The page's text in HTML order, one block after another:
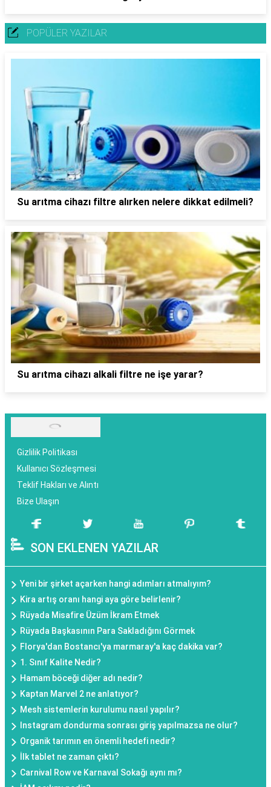
POPÜLER YAZILAR
Su arıtma cihazı filtre alırken nelere dikkat edilmeli?
Su arıtma cihazı alkali filtre ne işe yarar?
Gizlilik Politikası
Kullanıcı Sözleşmesi
Teklif Hakları ve Alıntı
Bize Ulaşın
SON EKLENEN YAZILAR
Yeni bir şirket açarken hangi adımları atmalıyım?
Kira artış oranı hangi aya göre belirlenir?
Rüyada Misafire Üzüm İkram Etmek
Rüyada Başkasının Para Sakladığını Görmek
Florya'dan Bostancı'ya marmaray'a kaç dakika var?
1. Sınıf Kalite Nedir?
Hamam böceği diğer adı nedir?
Kaptan Marvel 2 ne anlatıyor?
Mesh sistemlerin kurulumu nasıl yapılır?
Instagram dondurma sonrası giriş yapılmazsa ne olur?
Organik tarımın en önemli hedefi nedir?
İlk tablet ne zaman çıktı?
Carnival Row ve Karnaval Sokağı aynı mı?